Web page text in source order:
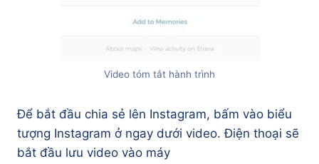
Video tóm tắt hành trình
Để bắt đầu chia sẻ lên Instagram, bấm vào biểu
tượng Instagram ở ngay dưới video. Điện thoại sẽ
bắt đầu lưu video vào máy